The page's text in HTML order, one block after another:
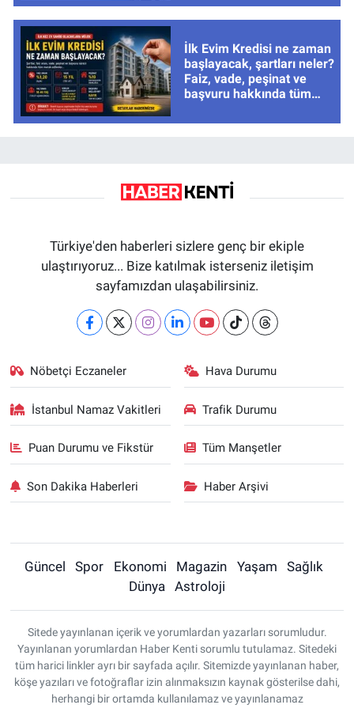
İlk Evim Kredisi ne zaman
başlayacak, şartları neler?
Faiz, vade, peşinat ve
başvuru hakkında tüm
Türkiye'den haberleri sizlere genç bir ekiple
ulaştırıyoruz... Bize katılmak isterseniz iletişim
sayfamızdan ulaşabilirsiniz.
Nöbetçi Eczaneler Hava Durumu
İstanbul Namaz Vakitleri Trafik Durumu
Puan Durumu ve Fikstür Tüm Manşetler
Son Dakika Haberleri Haber Arşivi
Güncel Spor Ekonomi Magazin Yaşam
Sağlık
Dünya
Astroloji
Sitede yayınlanan içerik ve yorumlardan yazarları sorumludur.
Yayınlanan yorumlardan Haber Kenti sorumlu tutulamaz. Sitedeki
tüm harici linkler ayrı bir sayfada açılır. Sitemizde yayınlanan haber,
köşe yazıları ve fotoğraflar izin alınmaksızın kaynak gösterilse dahi,
herhangi bir ortamda kullanılamaz ve yayınlanamaz